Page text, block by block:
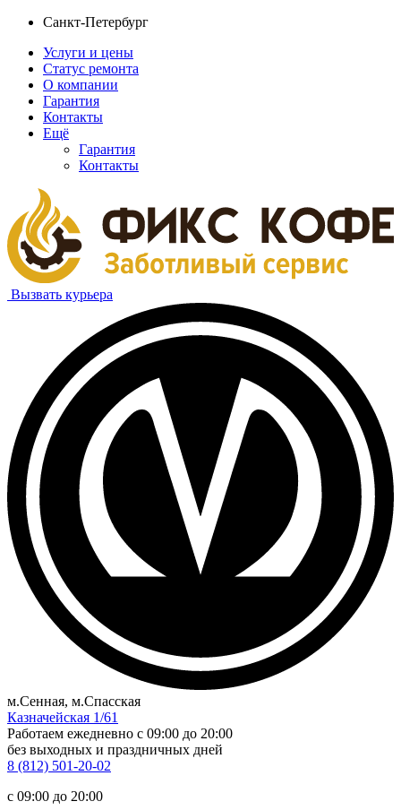
Санкт-Петербург
Услуги и цены
Статус ремонта
О компании
Гарантия
Контакты
Ещё
Гарантия
Контакты
Вызвать курьера
м.Сенная, м.Спасская
Казначейская 1/61
Работаем ежедневно c 09:00 до 20:00
без выходных и праздничных дней
8 (812) 501-20-02
c 09:00 до 20:00